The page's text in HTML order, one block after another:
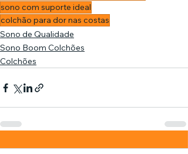
sono com suporte ideal
colchão para dor nas costas
Sono de Qualidade
Sono Boom Colchões
Colchões